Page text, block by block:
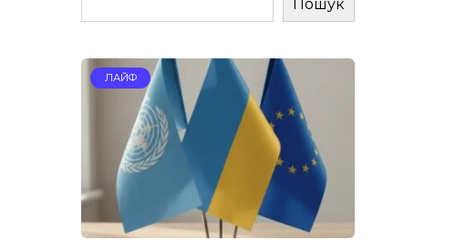
Пошук
ЛАЙФ